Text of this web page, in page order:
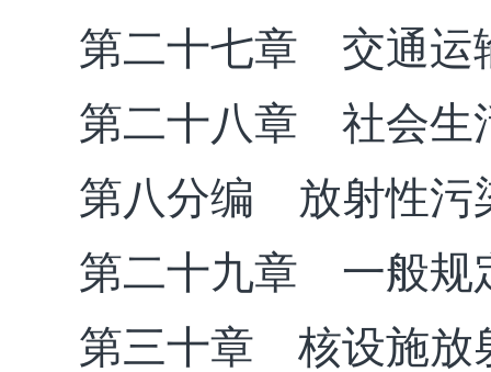
第二十七章 交通运
第二十八章 社会生
第八分编 放射性污
第二十九章 一般规
第三十章 核设施放